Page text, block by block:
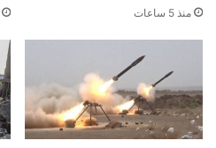
منذ 5 ساعات